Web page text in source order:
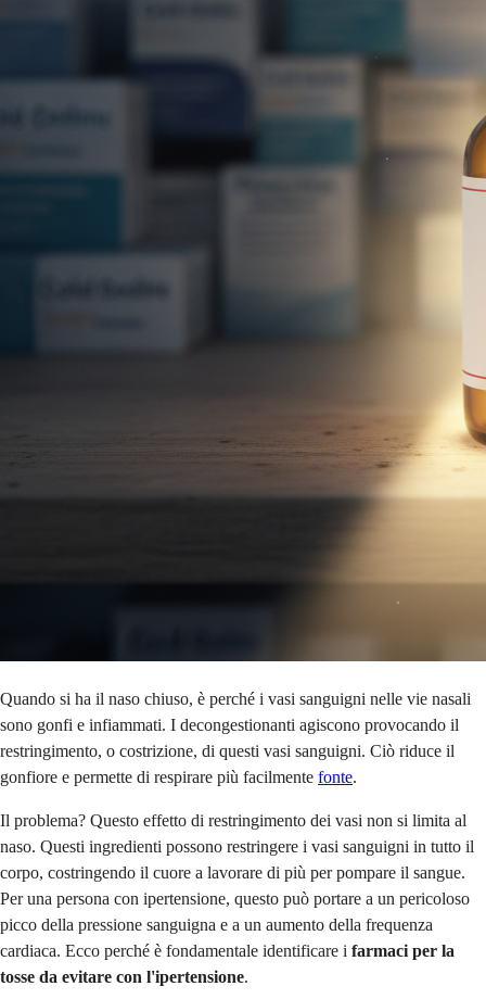
Quando si ha il naso chiuso, è perché i vasi sanguigni nelle vie nasali
sono gonfi e infiammati. I decongestionanti agiscono provocando il
restringimento, o costrizione, di questi vasi sanguigni. Ciò riduce il
gonfiore e permette di respirare più facilmente fonte.
Il problema? Questo effetto di restringimento dei vasi non si limita al
naso. Questi ingredienti possono restringere i vasi sanguigni in tutto il
corpo, costringendo il cuore a lavorare di più per pompare il sangue.
Per una persona con ipertensione, questo può portare a un pericoloso
picco della pressione sanguigna e a un aumento della frequenza
cardiaca. Ecco perché è fondamentale identificare i farmaci per la
tosse da evitare con l'ipertensione.